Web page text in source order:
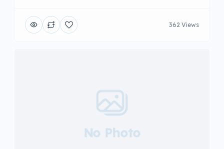
362 Views
No Photo